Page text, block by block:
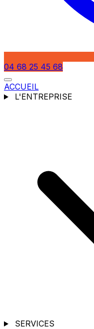
04 68 25 45 68
ACCUEIL
L'ENTREPRISE
SERVICES